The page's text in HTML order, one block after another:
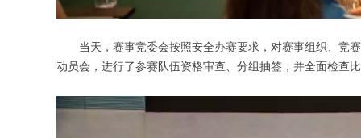
当天，赛事竞委会按照安全办赛要求，对赛事组织、竞赛
动员会，进行了参赛队伍资格审查、分组抽签，并全面检查